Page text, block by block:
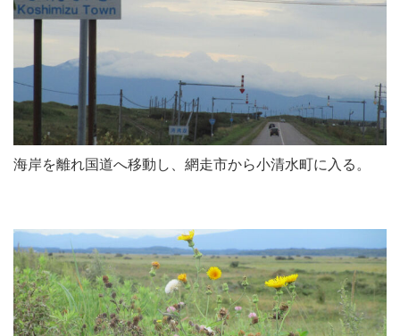
海岸を離れ国道へ移動し、網走市から小清水町に入る。